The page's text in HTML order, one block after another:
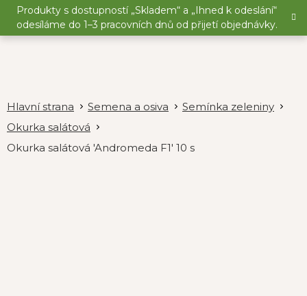
Přejít
obsah
Produkty s dostupností „Skladem“ a „Ihned k odeslání“
odesíláme do 1–3 pracovních dnů od přijetí objednávky.
Semena a osiva
Semínka zeleniny
Okurka salátová
Okurka salátová 'Andromeda F1' 10 s